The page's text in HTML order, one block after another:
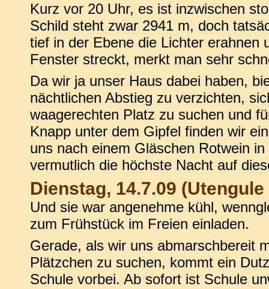
Kurz vor 20 Uhr, es ist inzwischen
Schild steht zwar 2941 m, doch
tief in der Ebene die Lichter erahnen
Fenster streckt, merkt man sehr
Da wir ja unser Haus dabei haben,
nächtlichen Abstieg zu verzichten,
waagerechten Platz zu suchen und
Knapp unter dem Gipfel finden wir
uns nach einem Gläschen Rotwein
vermutlich die höchste Nacht auf
Dienstag, 14.7.09
Und sie war angenehme kühl,
zum Frühstück im Freien einladen.
Gerade, als wir uns abmarschbereit
Plätzchen zu suchen, kommt ein
Schule vorbei. Ab sofort ist Schule